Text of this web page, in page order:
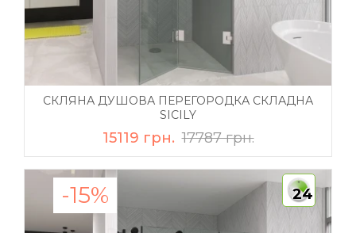
СКЛЯНА ДУШОВА ПЕРЕГОРОДКА СКЛАДНА
SICILY
15119 грн. 17787 грн.
-15% 24